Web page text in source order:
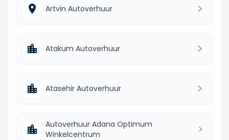
Artvin Autoverhuur
Atakum Autoverhuur
Atasehir Autoverhuur
Autoverhuur Adana Optimum
Winkelcentrum